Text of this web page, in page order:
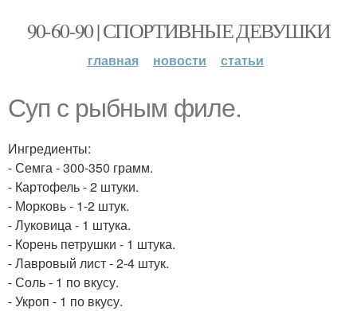
90-60-90 | СПОРТИВНЫЕ ДЕВУШКИ
главная новости статьи
Суп с рыбным филе.
Ингредиенты:
- Семга - 300-350 грамм.
- Картофель - 2 штуки.
- Морковь - 1-2 штук.
- Луковица - 1 штука.
- Корень петрушки - 1 штука.
- Лавровый лист - 2-4 штук.
- Соль - 1 по вкусу.
- Укроп - 1 по вкусу.